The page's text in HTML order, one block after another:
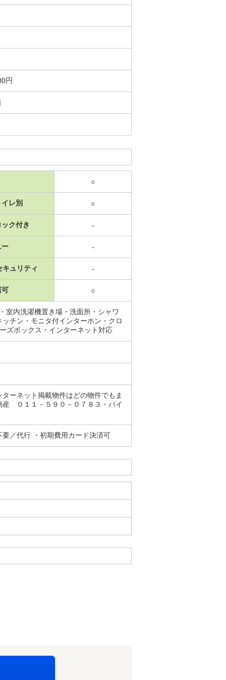
円
○
レ別 ○
ク付き -
ー -
キュリティ -
可 ○
室内洗濯機置き場・洗面所・シャワ
チン・モニタ付インターホン・クロ
ズボックス・インターネット対応
ーネット掲載物件はどの物件でもま
産 ０１１－５９０－０７８３・バイ
／代行 ・初期費用カード決済可